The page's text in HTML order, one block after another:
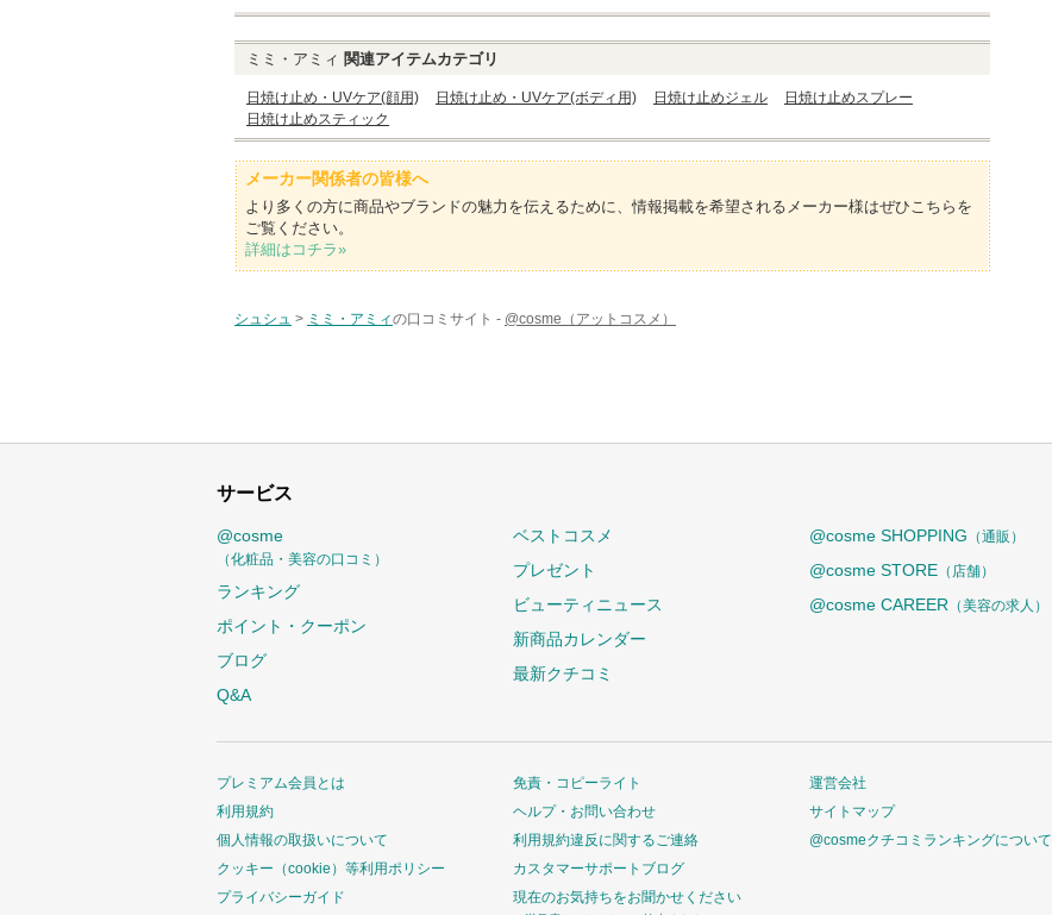
ミミ・アミィ 関連アイテムカテゴリ
日焼け止め・UVケア(顔用) 日焼け止め・UVケア(ボディ用) 日焼け止めジェル
日焼け止めスプレー
日焼け止めスティック
メーカー関係者の皆様へ
より多くの方に商品やブランドの魅力を伝えるために、情報掲載を希望されるメーカー様はぜひこちらを
ご覧ください。
詳細はコチラ»
シュシュ > ミミ・アミィの口コミサイト - @cosme（アットコスメ）
サービス
@cosme
（化粧品・美容の口コミ）
ランキング
ポイント・クーポン
ブログ
Q&A
ベストコスメ
プレゼント
ビューティニュース
新商品カレンダー
最新クチコミ
@cosme SHOPPING （通販）
@cosme STORE （店舗）
@cosme CAREER （美容の求人）
プレミアム会員とは
利用規約
個人情報の取扱いについて
クッキー（cookie）等利用ポリシー
プライバシーガイド
免責・コピーライト
ヘルプ・お問い合わせ
利用規約違反に関するご連絡
カスタマーサポートブログ
現在のお気持ちをお聞かせください
運営会社
サイトマップ
@cosmeクチコミランキングについて